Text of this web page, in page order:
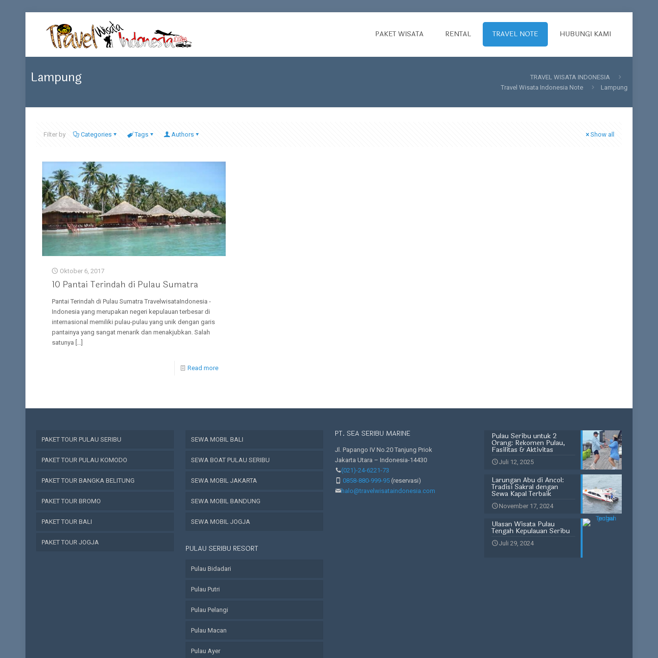
PAKET WISATA RENTAL TRAVEL NOTE HUBUNGI KAMI
Lampung
TRAVEL WISATA INDONESIA
Travel Wisata Indonesia Note
Lampung
Filter by Categories Tags Authors Show all
Oktober 6, 2017
10 Pantai Terindah di Pulau Sumatra
Pantai Terindah di Pulau Sumatra TravelwisataIndonesia -
Indonesia yang merupakan negeri kepulauan terbesar di
internasional memiliki pulau-pulau yang unik dengan garis
pantainya yang sangat menarik dan menakjubkan. Salah
satunya […]
Read more
PAKET TOUR PULAU SERIBU
PAKET TOUR PULAU KOMODO
PAKET TOUR BANGKA BELITUNG
PAKET TOUR BROMO
PAKET TOUR BALI
PAKET TOUR JOGJA
SEWA MOBIL BALI
SEWA BOAT PULAU SERIBU
SEWA MOBIL JAKARTA
SEWA MOBIL BANDUNG
SEWA MOBIL JOGJA
PULAU SERIBU RESORT
Pulau Bidadari
Pulau Putri
Pulau Pelangi
Pulau Macan
Pulau Ayer
PT. SEA SERIBU MARINE
Jl. Papango IV No.20 Tanjung Priok
Jakarta Utara – Indonesia-14430
(021)-24-6221-73
0858-880-999-95 (reservasi)
halo@travelwisataindonesia.com
Pulau Seribu untuk 2
Orang: Rekomen Pulau,
Fasilitas & Aktivitas
Juli 12, 2025
Larungan Abu di Ancol:
Tradisi Sakral dengan
Sewa Kapal Terbaik
November 17, 2024
Ulasan Wisata Pulau
Tengah Kepulauan Seribu
Juli 29, 2024